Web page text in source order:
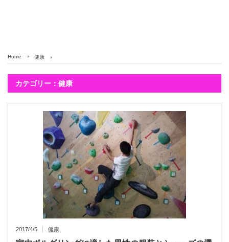
Home 健康
カテゴリー：健康
2017/4/5 健康